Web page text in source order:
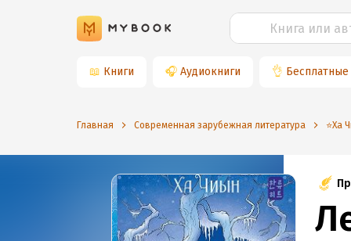
📖 Книги 🎧 Аудиокниги 👌 Бесплатные
Главная Современная зарубежная литература ⭐️Ха